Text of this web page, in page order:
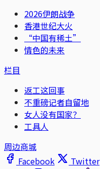
2026伊朗战争
香港世纪大火
“中国有稀土”
情色的未来
栏目
返工这回事
不重磅记者自留地
女人没有国家？
工具人
周边商城
Facebook
Twitter